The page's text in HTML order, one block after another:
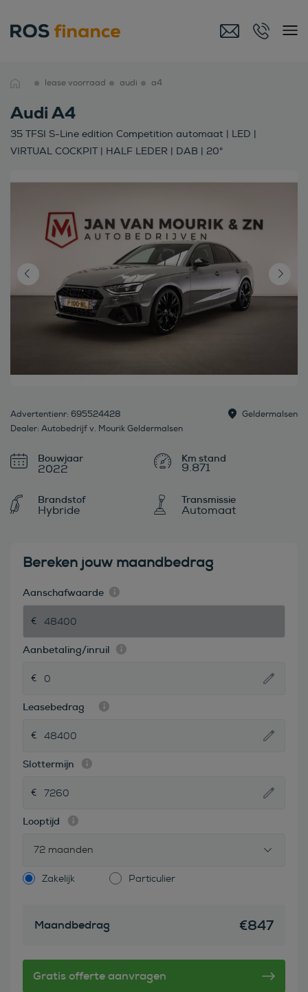
lease voorraad audi a4
Audi A4
35 TFSI S-Line edition Competition automaat | LED |
VIRTUAL COCKPIT | HALF LEDER | DAB | 20"
Advertentienr: 695524428
Dealer: Autobedrijf v. Mourik Geldermalsen
Geldermalsen
Bouwjaar
2022 9.871
Brandstof
Hybride
Transmissie
Automaat
Bereken jouw maandbedrag
Aanschafwaarde
Aanbetaling/inruil
Leasebedrag
Slottermijn
Looptijd
72 maanden
Zakelijk Particulier
Maandbedrag €847